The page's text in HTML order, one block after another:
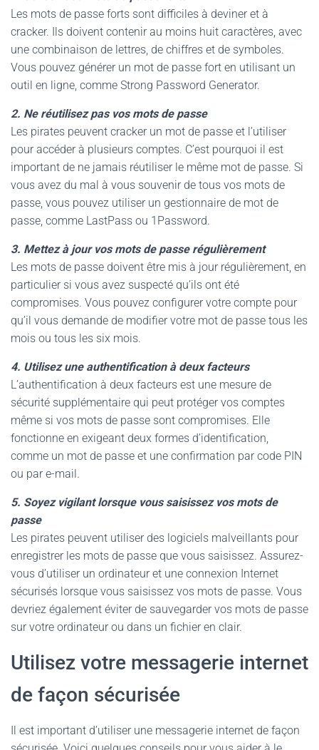
Les mots de passe forts sont difficiles à deviner et à
cracker. Ils doivent contenir au moins huit caractères, avec
une combinaison de lettres, de chiffres et de symboles.
Vous pouvez générer un mot de passe fort en utilisant un
outil en ligne, comme Strong Password Generator.
2. Ne réutilisez pas vos mots de passe
Les pirates peuvent cracker un mot de passe et l’utiliser
pour accéder à plusieurs comptes. C’est pourquoi il est
important de ne jamais réutiliser le même mot de passe. Si
vous avez du mal à vous souvenir de tous vos mots de
passe, vous pouvez utiliser un gestionnaire de mot de
passe, comme LastPass ou 1Password.
3. Mettez à jour vos mots de passe régulièrement
Les mots de passe doivent être mis à jour régulièrement, en
particulier si vous avez suspecté qu’ils ont été
compromises. Vous pouvez configurer votre compte pour
qu’il vous demande de modifier votre mot de passe tous les
mois ou tous les six mois.
4. Utilisez une authentification à deux facteurs
L’authentification à deux facteurs est une mesure de
sécurité supplémentaire qui peut protéger vos comptes
même si vos mots de passe sont compromises. Elle
fonctionne en exigeant deux formes d’identification,
comme un mot de passe et une confirmation par code PIN
ou par e-mail.
5. Soyez vigilant lorsque vous saisissez vos mots de
passe
Les pirates peuvent utiliser des logiciels malveillants pour
enregistrer les mots de passe que vous saisissez. Assurez-
vous d’utiliser un ordinateur et une connexion Internet
sécurisés lorsque vous saisissez vos mots de passe. Vous
devriez également éviter de sauvegarder vos mots de passe
sur votre ordinateur ou dans un fichier en clair.
Utilisez votre messagerie internet
de façon sécurisée
Il est important d’utiliser une messagerie internet de façon